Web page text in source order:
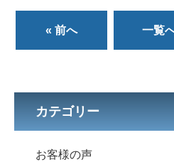
« 前へ 一覧
カテゴリー
お客様の声